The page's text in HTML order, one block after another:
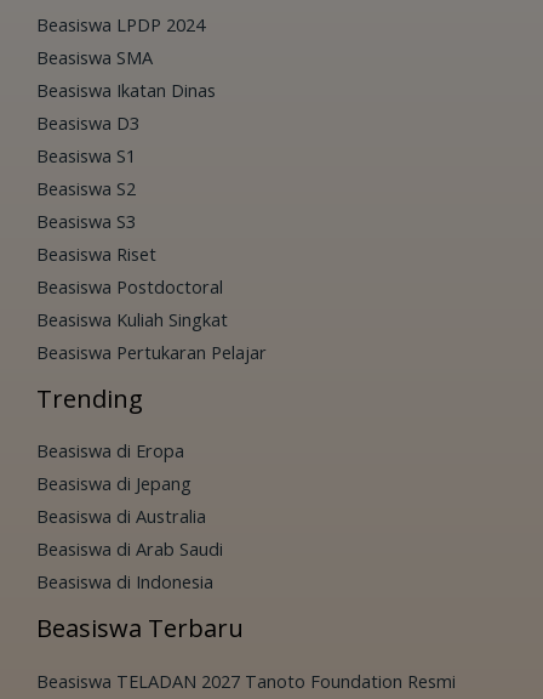
Beasiswa LPDP 2024
Beasiswa SMA
Beasiswa Ikatan Dinas
Beasiswa D3
Beasiswa S1
Beasiswa S2
Beasiswa S3
Beasiswa Riset
Beasiswa Postdoctoral
Beasiswa Kuliah Singkat
Beasiswa Pertukaran Pelajar
Trending
Beasiswa di Eropa
Beasiswa di Jepang
Beasiswa di Australia
Beasiswa di Arab Saudi
Beasiswa di Indonesia
Beasiswa Terbaru
Beasiswa TELADAN 2027 Tanoto Foundation Resmi